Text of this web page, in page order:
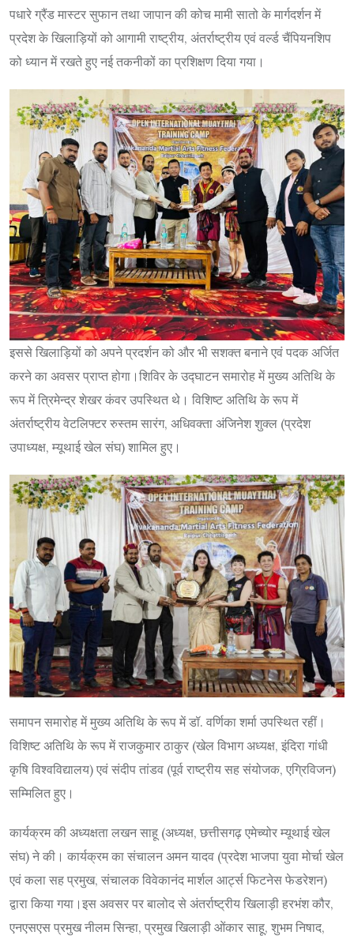
पधारे ग्रैंड मास्टर सुफान तथा जापान की कोच मामी सातो के मार्गदर्शन में
प्रदेश के खिलाड़ियों को आगामी राष्ट्रीय, अंतर्राष्ट्रीय एवं वर्ल्ड चैंपियनशिप
को ध्यान में रखते हुए नई तकनीकों का प्रशिक्षण दिया गया।
इससे खिलाड़ियों को अपने प्रदर्शन को और भी सशक्त बनाने एवं पदक अर्जित
करने का अवसर प्राप्त होगा।शिविर के उद्घाटन समारोह में मुख्य अतिथि के
रूप में त्रिमेन्द्र शेखर कंवर उपस्थित थे। विशिष्ट अतिथि के रूप में
अंतर्राष्ट्रीय वेटलिफ्टर रुस्तम सारंग, अधिवक्ता अंजिनेश शुक्ल (प्रदेश
उपाध्यक्ष, म्यूथाई खेल संघ) शामिल हुए।
समापन समारोह में मुख्य अतिथि के रूप में डॉ. वर्णिका शर्मा उपस्थित रहीं।
विशिष्ट अतिथि के रूप में राजकुमार ठाकुर (खेल विभाग अध्यक्ष, इंदिरा गांधी
कृषि विश्वविद्यालय) एवं संदीप तांडव (पूर्व राष्ट्रीय सह संयोजक, एग्रिविजन)
सम्मिलित हुए।
कार्यक्रम की अध्यक्षता लखन साहू (अध्यक्ष, छत्तीसगढ़ एमेच्योर म्यूथाई खेल
संघ) ने की। कार्यक्रम का संचालन अमन यादव (प्रदेश भाजपा युवा मोर्चा खेल
एवं कला सह प्रमुख, संचालक विवेकानंद मार्शल आर्ट्स फिटनेस फेडरेशन)
द्वारा किया गया।इस अवसर पर बालोद से अंतर्राष्ट्रीय खिलाड़ी हरभंश कौर,
एनएसएस प्रमुख नीलम सिन्हा, प्रमुख खिलाड़ी ओंकार साहू, शुभम निषाद,